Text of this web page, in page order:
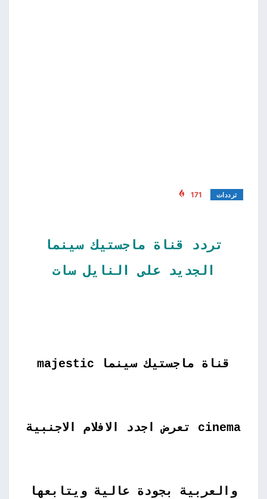
ترددات 171
تردد قناة ماجستيك سينما
الجديد على النايل سات
قناة ماجستيك سينما majestic
cinema تعرض اجدد الافلام الاجنبية
والعربية بجودة عالية ويتابعها